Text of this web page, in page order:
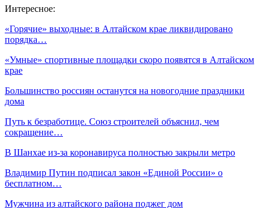
Интересное:
«Горячие» выходные: в Алтайском крае ликвидировано
порядка…
«Умные» спортивные площадки скоро появятся в Алтайском
крае
Большинство россиян останутся на новогодние праздники
дома
Путь к безработице. Союз строителей объяснил, чем
сокращение…
В Шанхае из-за коронавируса полностью закрыли метро
Владимир Путин подписал закон «Единой России» о
бесплатном…
Мужчина из алтайского района поджег дом